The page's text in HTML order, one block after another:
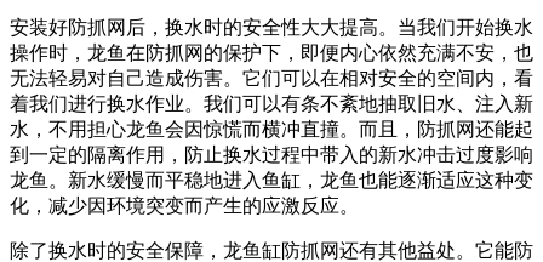
安装好防抓网后，换水时的安全性大大提高。当我们开始换水
操作时，龙鱼在防抓网的保护下，即便内心依然充满不安，也
无法轻易对自己造成伤害。它们可以在相对安全的空间内，看
着我们进行换水作业。我们可以有条不紊地抽取旧水、注入新
水，不用担心龙鱼会因惊慌而横冲直撞。而且，防抓网还能起
到一定的隔离作用，防止换水过程中带入的新水冲击过度影响
龙鱼。新水缓慢而平稳地进入鱼缸，龙鱼也能逐渐适应这种变
化，减少因环境突变而产生的应激反应。
除了换水时的安全保障，龙鱼缸防抓网还有其他益处。它能防